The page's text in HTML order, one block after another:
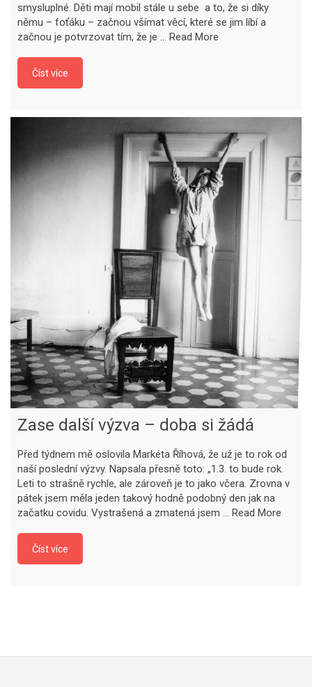
smysluplné. Děti mají mobil stále u sebe a to, že si díky
němu – foťáku – začnou všímat věcí, které se jim líbí a
začnou je potvrzovat tím, že je … Read More
Číst více
Zase další výzva – doba si žádá
Před týdnem mě oslovila Markéta Říhová, že už je to rok od
naší poslední výzvy. Napsala přesně toto: „1.3. to bude rok.
Leti to strašně rychle, ale zároveň je to jako včera. Zrovna v
pátek jsem měla jeden takový hodně podobný den jak na
začatku covidu. Vystrašená a zmatená jsem … Read More
Číst více